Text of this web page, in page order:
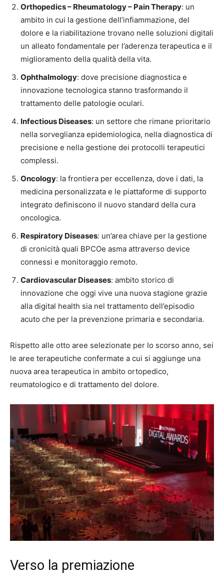
Orthopedics – Rheumatology – Pain Therapy: un
ambito in cui la gestione dell’infiammazione, del
dolore e la riabilitazione trovano nelle soluzioni digitali
un alleato fondamentale per l’aderenza terapeutica e il
miglioramento della qualità della vita.
Ophthalmology: dove precisione diagnostica e
innovazione tecnologica stanno trasformando il
trattamento delle patologie oculari.
Infectious Diseases: un settore che rimane prioritario
nella sorveglianza epidemiologica, nella diagnostica di
precisione e nella gestione dei protocolli terapeutici
complessi.
Oncology: la frontiera per eccellenza, dove i dati, la
medicina personalizzata e le piattaforme di supporto
integrato definiscono il nuovo standard della cura
oncologica.
Respiratory Diseases: un’area chiave per la gestione
di cronicità quali BPCOe asma attraverso device
connessi e monitoraggio remoto.
Cardiovascular Diseases: ambito storico di
innovazione che oggi vive una nuova stagione grazie
alla digital health sia nel trattamento dell’episodio
acuto che per la prevenzione primaria e secondaria.
Rispetto alle otto aree selezionate per lo scorso anno, sei
le aree terapeutiche confermate a cui si aggiunge una
nuova area terapeutica in ambito ortopedico,
reumatologico e di trattamento del dolore.
Verso la premiazione